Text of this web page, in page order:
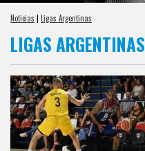
Noticias | Ligas Argentinas
LIGAS ARGENTINAS